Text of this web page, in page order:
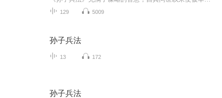
129 5009
孙子兵法
13 172
孙子兵法